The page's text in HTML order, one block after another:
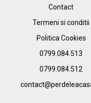
Contact
Termeni si conditii
Politica Cookies
0799.084.513
0799.084.512